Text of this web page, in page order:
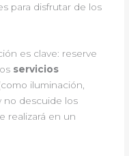
para disfrutar de los
es clave: reserve
servicios
iluminación,
no descuide los
realizará en un